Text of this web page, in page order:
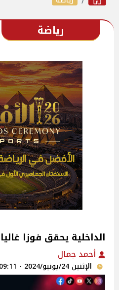
رياضة
الداخلية يحقق فوزا
أحمد جمال
الإثنين 24/يونيو/2024 - 09:11 م